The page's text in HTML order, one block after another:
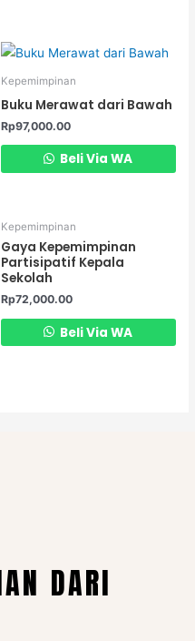
Kepemimpinan
Buku Merawat dari Bawah
Rp97,000.00
Beli Via WA
Kepemimpinan
Gaya Kepemimpinan
Partisipatif Kepala
Sekolah
Rp72,000.00
Beli Via WA
DARI